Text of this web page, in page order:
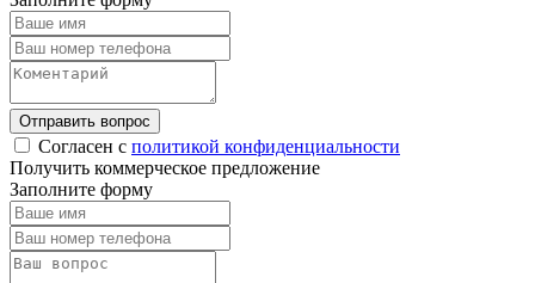
Отправить вопрос
Согласен с политикой конфиденциальности
Получить коммерческое предложение
Заполните форму